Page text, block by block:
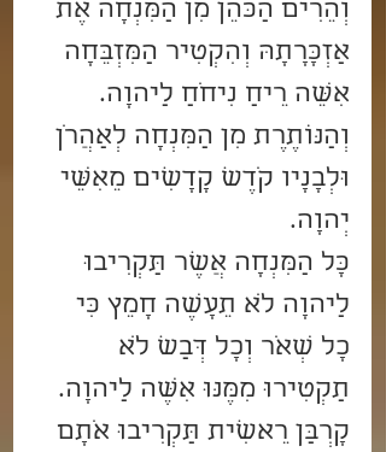
וְהֵרִים הַכֹּהֵן מִן הַמִּנְחָה אֶת
אַזְכָּרָתָהּ וְהִקְטִיר הַמִּזְבֵּחָה
אִשֵּׁה רֵיחַ נִיחֹחַ לַיהוָה.
וְהַנּוֹתֶרֶת מִן הַמִּנְחָה לְאַהֲרֹן
וּלְבָנָיו קֹדֶשׁ קָדָשִׁים מֵאִשֵּׁי
יְהוָה.
כָּל הַמִּנְחָה אֲשֶׁר תַּקְרִיבוּ
לַיהוָה לֹא תֵעָשֶׂה חָמֵץ כִּי
כָל שְׂאֹר וְכָל דְּבַשׁ לֹא
תַקְטִירוּ מִמֶּנּוּ אִשֶּׁה לַיהוָה.
קָרְבַּן רֵאשִׁית תַּקְרִיבוּ אֹתָם